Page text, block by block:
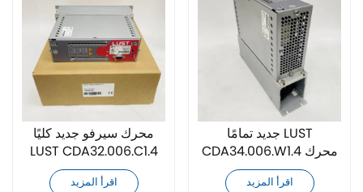
محرك سيرفو جديد كليًا
LUST CDA32.006.C1.4
اقرأ المزيد
جديد تمامًا LUST
CDA34.006.W1.4 محرك
سيرفو
اقرأ المزيد